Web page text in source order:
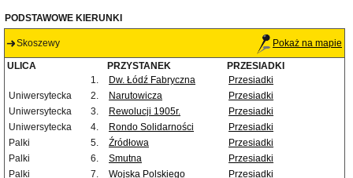
PODSTAWOWE KIERUNKI
Skoszewy Pokaż na mapie
ULICA PRZYSTANEK
PRZESIADKI
1.
Dw. Łódź Fabryczna
Przesiadki
Uniwersytecka
2. Narutowicza
Przesiadki
Uniwersytecka
3. Rewolucji 1905r.
Przesiadki
Uniwersytecka
4. Rondo Solidarności
Przesiadki
Palki
5. Źródłowa
Przesiadki
Palki
6. Smutna
Przesiadki
Palki
7. Wojska Polskiego
Przesiadki